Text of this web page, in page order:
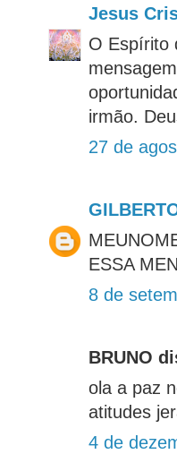
Jesus
O Espírito
irmão.
27 de
ESSA
8 de
BRUNO
ola a paz
atitudes
4 de